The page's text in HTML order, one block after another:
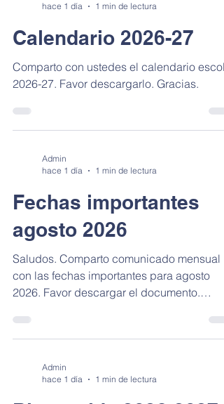
hace 1 día
1 min de lectura
Calendario 2026-27
Comparto con ustedes el calendario
2026-27. Favor descargarlo. Gracias.
Admin
hace 1 día
1 min de lectura
Fechas importantes
agosto 2026
Saludos. Comparto comunicado mensual
con las fechas importantes para agosto
2026. Favor descargar el documento.
Admin
hace 1 día
1 min de lectura